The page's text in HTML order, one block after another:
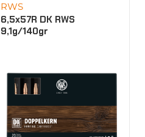
RWS
6,5x57R DK RWS
9,1g/140gr